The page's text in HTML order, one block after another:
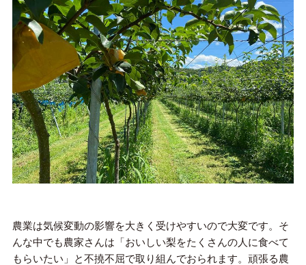
農業は気候変動の影響を大きく受けやすいので大変です。そ
んな中でも農家さんは「おいしい梨をたくさんの人に食べて
もらいたい」と不撓不屈で取り組んでおられます。頑張る農